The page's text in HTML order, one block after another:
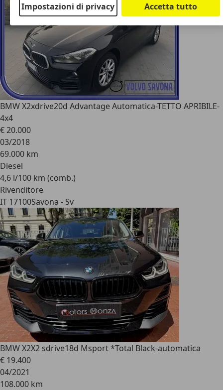
BMW X2xdrive20d Advantage Automatica-TETTO APRIBILE-
4x4
€ 20.000
03/2018
69.000 km
Diesel
4,6 l/100 km (comb.)
Rivenditore
IT 17100Savona - Sv
BMW X2X2 sdrive18d Msport *Total Black-automatica
€ 19.400
04/2021
108.000 km
Impostazioni di privacy Accetta tutto